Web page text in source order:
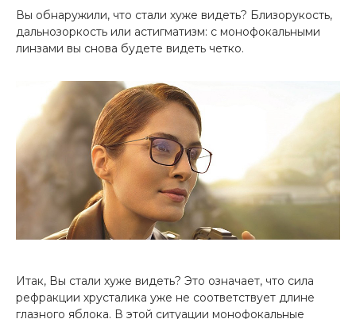
Вы обнаружили, что стали хуже видеть? Близорукость,
дальнозоркость или астигматизм: с монофокальными
линзами вы снова будете видеть четко.
Итак, Вы стали хуже видеть? Это означает, что сила
рефракции хрусталика уже не соответствует длине
глазного яблока. В этой ситуации монофокальные